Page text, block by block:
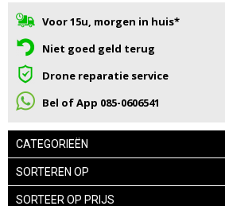
Voor 15u, morgen in huis*
Niet goed geld terug
Drone reparatie service
Bel of App 085-0606541
CATEGORIEËN
SORTEREN OP
SORTEER OP PRIJS